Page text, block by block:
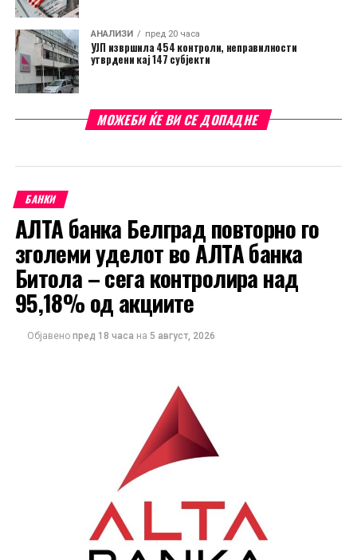
АНАЛИЗИ пред 20 часа
УЈП извршила 454 контроли, неправилности
утврдени кај 147 субјекти
МОЖЕБИ ЌЕ ВИ СЕ ДОПАДНЕ
БАНКИ
АЛТА банка Белград повторно го
зголеми уделот во АЛТА банка
Битола – сега контролира над
95,18% од акциите
Објавено пред 18 часа на 5 август, 2026